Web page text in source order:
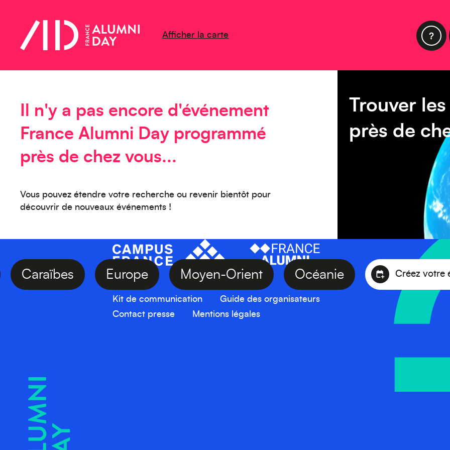
Afficher la carte
Il n'y a pas encore d'événement
France Alumni Day programmé
près de chez vous...
Vous pouvez étendre votre recherche ou revenir bientôt pour
découvrir de nouveaux événements !
Trouver
près de
Caraïbes Europe Moyen-Orient Océanie Créez
Kit de communication
Guide des organisateurs
Contact presse
Mentions légales